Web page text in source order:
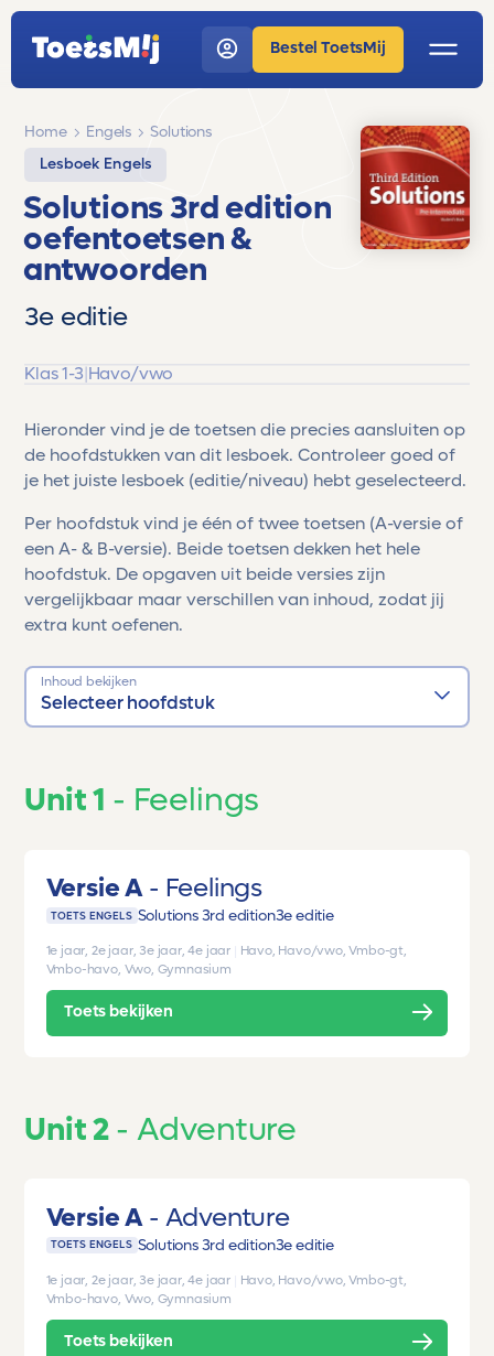
Bestel ToetsMij
Home Engels
Solutions
Lesboek Engels
Solutions 3rd edition
oefentoetsen &
antwoorden
3e editie
Klas 1-3|Havo/vwo
Hieronder vind je de toetsen die precies aansluiten op
de hoofdstukken van dit lesboek. Controleer goed of
je het juiste lesboek (editie/niveau) hebt geselecteerd.
Per hoofdstuk vind je één of twee toetsen (A-versie of
een A- & B-versie). Beide toetsen dekken het hele
hoofdstuk. De opgaven uit beide versies zijn
vergelijkbaar maar verschillen van inhoud, zodat jij
extra kunt oefenen.
Inhoud bekijken
Selecteer hoofdstuk
Unit 1 Feelings
Versie A Feelings
TOETS ENGELS Solutions 3rd edition3e editie
1e jaar, 2e jaar, 3e jaar, 4e jaar
Havo, Havo/vwo, Vmbo-gt,
Vmbo-havo, Vwo, Gymnasium
Toets bekijken
Unit 2 Adventure
Versie A Adventure
TOETS ENGELS Solutions 3rd edition3e editie
1e jaar, 2e jaar, 3e jaar, 4e jaar
Havo, Havo/vwo, Vmbo-gt,
Vmbo-havo, Vwo, Gymnasium
Toets bekijken